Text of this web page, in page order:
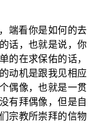
端看你是如何的去
话，也就是说，你
的在求保佑的话，
动机是跟我见相应
偶像，也就是一贯
有拜偶像，但是自
宗教所崇拜的信物